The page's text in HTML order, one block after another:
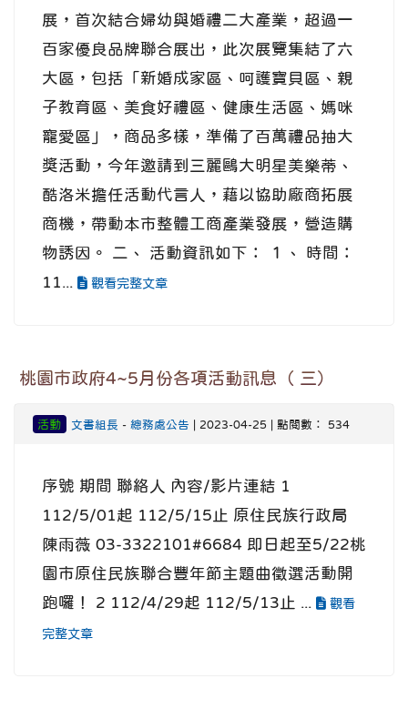
展，首次結合婦幼與婚禮二大產業，超過一
百家優良品牌聯合展出，此次展覽集結了六
大區，包括「新婚成家區、呵護寶貝區、親
子教育區、美食好禮區、健康生活區、媽咪
寵愛區」，商品多樣，準備了百萬禮品抽大
獎活動，今年邀請到三麗鷗大明星美樂蒂、
酷洛米擔任活動代言人，藉以協助廠商拓展
商機，帶動本市整體工商產業發展，營造購
物誘因。 二、 活動資訊如下： １、 時間：
11...
觀看完整文章
桃園市政府4~5月份各項活動訊息（ 三）
活動 文書組長 - 總務處公告 | 2023-04-25 | 點閱數： 534
序號 期間 聯絡人 內容/影片連結 1
112/5/01起 112/5/15止 原住民族行政局
陳雨薇 03-3322101#6684 即日起至5/22桃
園市原住民族聯合豐年節主題曲徵選活動開
跑囉！ 2 112/4/29起 112/5/13止 ...
觀看
完整文章